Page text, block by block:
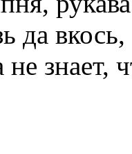
да вкось,
знает,